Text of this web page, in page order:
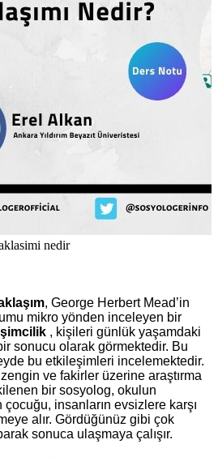
nedir
, George Herbert Mead’in
mikro yönden inceleyen bir
, kişileri günlük yaşamdaki
sonucu olarak görmektedir. Bu
bu etkileşimleri incelemektedir.
ve fakirler üzerine araştırma
bir sosyolog, okulun
insanların evsizlere karşı
alır. Gördüğünüz gibi çok
sonuca ulaşmaya çalışır.